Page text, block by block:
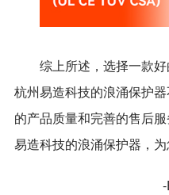
综上所述，选择一款
杭州易造科技的浪涌保护
的产品质量和完善的售后
易造科技的浪涌保护器，为